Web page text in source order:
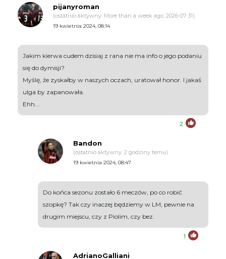
pijanyroman
(ostatnio aktywny: More than a week ago, 2026-07-31)
19 kwietnia 2024, 08:14
Jakim kierwa cudem dzisiaj z rana nie ma info o jego podaniu
się do dymisji?
Myślę, że zyskałby w naszych oczach, uratował honor. I jakaś
ulga by zapanowała.
Ehh...
2
Bandon
(ostatnio aktywny: 2 godziny temu)
19 kwietnia 2024, 08:47
Do końca sezonu zostało 6 meczów, po co robić
szopkę? Tak czy inaczej będziemy w LM, pewnie na
drugim miejscu, czy z Piolim, czy bez.
1
AdrianoGalliani